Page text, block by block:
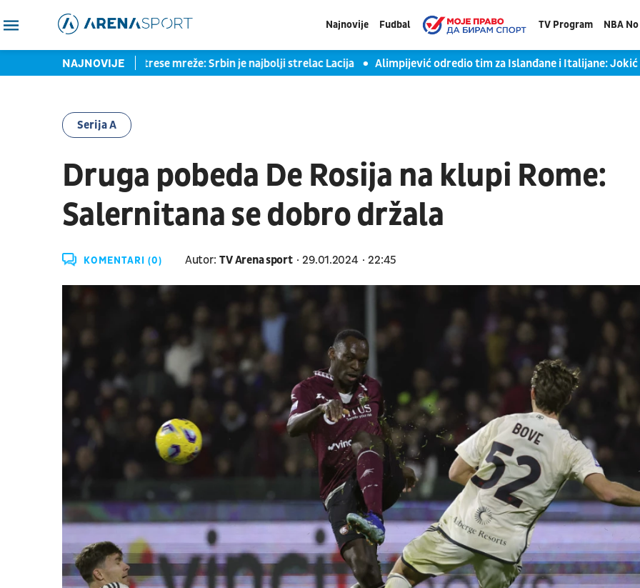
Najnovije Fudbal TV Program NBA
NAJNOVIJE
ne prestaje da trese mreže: Srbin je najbolji strelac Lacija Alimpijević odredio tim za Islanđane i Italijane: Jokić
Serija A
Druga pobeda De Rosija na klupi Rome:
Salernitana se dobro držala
KOMENTARI (0) Autor: TV Arena sport 29.01.2024 22:45